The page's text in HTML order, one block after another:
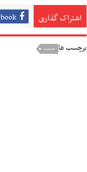
اشتراک گذاری
برچسب ها صنعت